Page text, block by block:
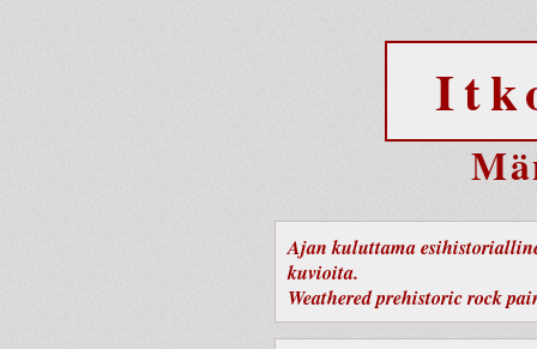
Ajan kuluttama
kuvioita.
Weathered prehistoric rock